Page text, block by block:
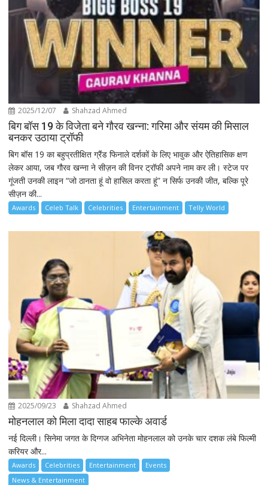
2025/12/07 Shahzad Ahmed
बिग बॉस 19 के विजेता बने गौरव खन्ना: गरिमा और संयम की मिसाल
बनकर उठाया ट्रॉफी
बिग बॉस 19 का बहुप्रतीक्षित ग्रैंड फिनाले दर्शकों के लिए भावुक और ऐतिहासिक क्षण
लेकर आया, जब गौरव खन्ना ने सीज़न की विनर ट्रॉफी अपने नाम कर ली। स्टेज पर
गूंजती उनकी लाइन “जो ठानता हूं वो हासिल करता हूं” न सिर्फ उनकी जीत, बल्कि पूरे
सीज़न की...
Awards Celeb Talk Celebrities Entertainment Telly World
2025/09/23 Shahzad Ahmed
मोहनलाल को मिला दादा साहब फाल्के अवार्ड
नई दिल्ली। सिनेमा जगत के दिग्गज अभिनेता मोहनलाल को उनके चार दशक लंबे फिल्मी
करियर और...
Awards Celebrities Entertainment
Events
News & Entertainment